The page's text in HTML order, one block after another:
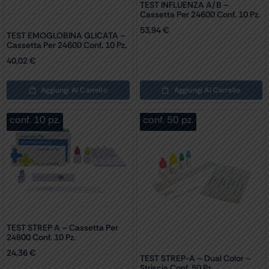
TEST EMOGLOBINA GLICATA –
Cassetta Per 24600 Conf. 10 Pz.
40,02€
Aggiungi Al Carrello
TEST INFLUENZA A/B –
Cassetta Per 24600 Conf. 10 Pz.
53,94€
Aggiungi Al Carrello
conf. 10 pz.
TEST STREP A – Cassetta Per
24600 Conf. 10 Pz.
24,36€
conf. 50 pz.
TEST STREP-A – Dual Color –